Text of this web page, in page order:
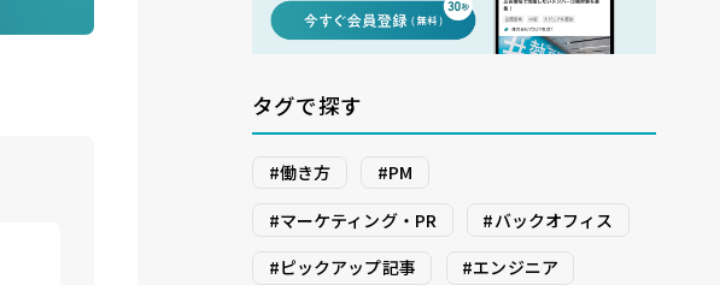
タグで探す
#働き方
#PM
#マーケティング・PR
#バックオフィス
#ピックアップ記事
#エンジニア